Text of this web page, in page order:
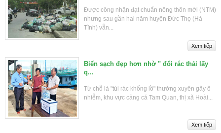
Được công nhận đạt chuẩn nông thôn mới (NTM)
nhưng sau gần hai năm huyện Đức Thọ (Hà
Tĩnh) vẫn...
Biển sạch đẹp hơn nhờ " đổi rác thải lấy
q...
Từ chỗ là "túi rác khổng lồ" thường xuyên gây ô
nhiễm, khu vực cảng cá Tam Quan, thị xã Hoài...